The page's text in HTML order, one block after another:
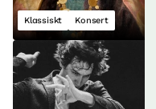
Klassiskt Konsert